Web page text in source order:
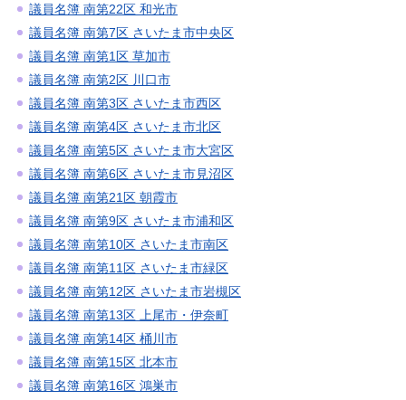
議員名簿 南第22区 和光市
議員名簿 南第7区 さいたま市中央区
議員名簿 南第1区 草加市
議員名簿 南第2区 川口市
議員名簿 南第3区 さいたま市西区
議員名簿 南第4区 さいたま市北区
議員名簿 南第5区 さいたま市大宮区
議員名簿 南第6区 さいたま市見沼区
議員名簿 南第21区 朝霞市
議員名簿 南第9区 さいたま市浦和区
議員名簿 南第10区 さいたま市南区
議員名簿 南第11区 さいたま市緑区
議員名簿 南第12区 さいたま市岩槻区
議員名簿 南第13区 上尾市・伊奈町
議員名簿 南第14区 桶川市
議員名簿 南第15区 北本市
議員名簿 南第16区 鴻巣市